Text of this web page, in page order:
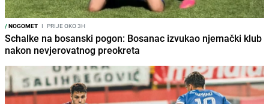
/NOGOMET I PRIJE OKO 3H
Schalke na bosanski pogon: Bosanac izvukao njemački klub
nakon nevjerovatnog preokreta